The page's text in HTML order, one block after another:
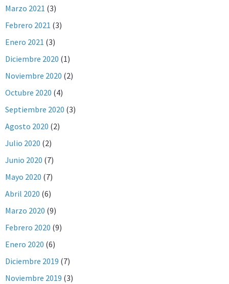
Marzo 2021 (3)
Febrero 2021 (3)
Enero 2021 (3)
Diciembre 2020 (1)
Noviembre 2020 (2)
Octubre 2020 (4)
Septiembre 2020 (3)
Agosto 2020 (2)
Julio 2020 (2)
Junio 2020 (7)
Mayo 2020 (7)
Abril 2020 (6)
Marzo 2020 (9)
Febrero 2020 (9)
Enero 2020 (6)
Diciembre 2019 (7)
Noviembre 2019 (3)